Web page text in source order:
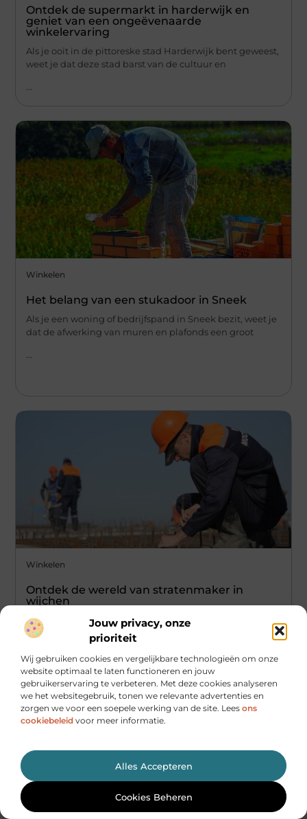
Jouw privacy, onze
prioriteit
Wij gebruiken cookies en vergelijkbare technologieën om onze
website optimaal te laten functioneren en jouw
gebruikerservaring te verbeteren. Met deze cookies analyseren
we het websitegebruik, tonen we relevante advertenties en
zorgen we voor een soepele werking van de site. Lees ons
cookiebeleid voor meer informatie.
Alles Accepteren
Cookies Beheren
Ontdek de supermarkt in harderwijk en
geniet van een ongeëvenaarde
winkelervaring
Als je ooit in de pittoreske stad Harderwijk bent geweest,
weet je dat deze stad barst van de cultuur en
Winkelen
Het belang van een stukadoor in Sneek
Als je een woning of bedrijfspand in Sneek bezit, weet je
dat de afwerking van muren en plafonds een groot
...
Winkelen
Ontdek de wereld van stratenmaker in
wijchen
Als trotse huiseigenaar, lokale ondernemer of doe-het-
zelver in Wijchen, weet je hoe belangrijk het is om
kwalitatief hoogwaardige bestrating te
...